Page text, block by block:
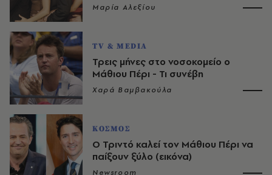
Μαρία Αλεξίου
TV & MEDIA
Τρεις μήνες στο νοσοκομείο ο
Μάθιου Πέρι - Τι συνέβη
Χαρά Βαμβακούλα
ΚΟΣΜΟΣ
Ο Τριντό καλεί τον Μάθιου Πέρι να
παίξουν ξύλο (εικόνα)
Newsroom